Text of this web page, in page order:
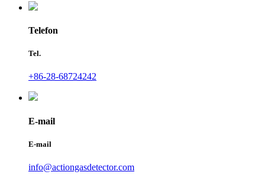
Telefon
Tel.
+86-28-68724242
E-mail
E-mail
info@actiongasdetector.com